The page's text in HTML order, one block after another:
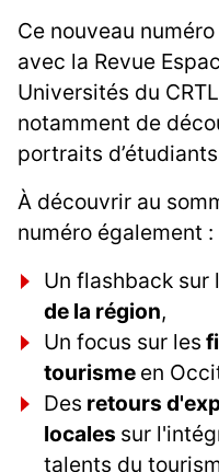
Ce nouveau
avec la Revue
Universités du
notamment de
portraits
À découvrir au
numéro également :
Un flashback sur
de la région,
Un focus sur les
tourisme en
Des retours
locales sur
talents du